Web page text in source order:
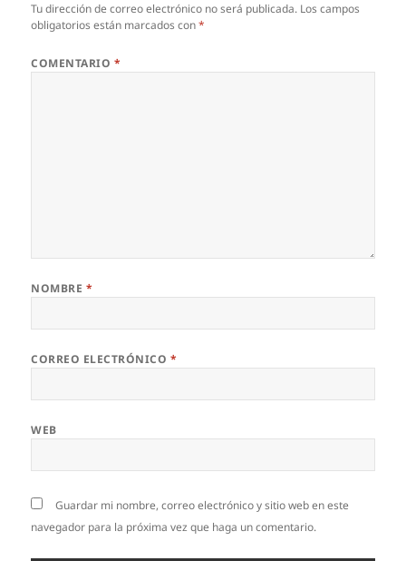
Tu dirección de correo electrónico no será publicada. Los campos
obligatorios están marcados con*
COMENTARIO *
NOMBRE *
CORREO ELECTRÓNICO *
WEB
Guardar mi nombre, correo electrónico y sitio web en este
navegador para la próxima vez que haga un comentario.